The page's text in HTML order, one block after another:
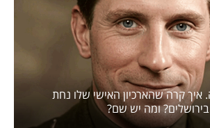
איך קרה שהארכיון האישי שלו נחת
ומה יש שם?